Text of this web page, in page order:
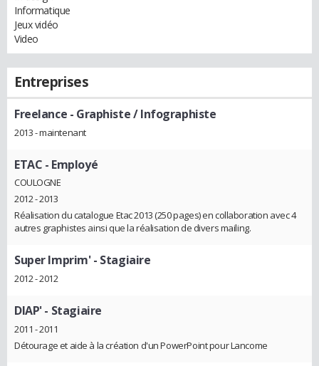
Informatique
Jeux vidéo
Video
Entreprises
Freelance - Graphiste / Infographiste
2013 - maintenant
ETAC - Employé
COULOGNE
2012 - 2013
Réalisation du catalogue Etac 2013 (250 pages) en collaboration avec 4
autres graphistes ainsi que la réalisation de divers mailing.
Super Imprim'- Stagiaire
2012 - 2012
DIAP'- Stagiaire
2011 - 2011
Détourage et aide à la création d'un PowerPoint pour Lancome